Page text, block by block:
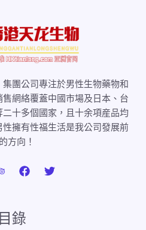
團公司專注於男性生物藥物和
網絡覆蓋中國市場及日本、台
十多個國家，且十余項産品均
擁有性福生活是我公司發展前
方向！
目錄